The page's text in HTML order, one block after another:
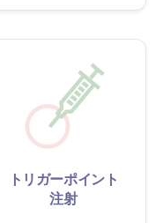
トリガーポイント
注射